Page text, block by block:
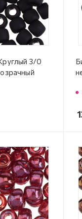
3/0